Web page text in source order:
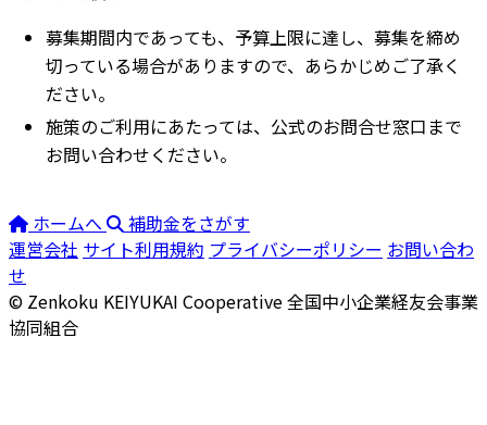
募集期間内であっても、予算上限に達し、募集を締め
切っている場合がありますので、あらかじめご了承く
ださい。
施策のご利用にあたっては、公式のお問合せ窓口まで
お問い合わせください。
ホームへ
補助金をさがす
運営会社 サイト利用規約 プライバシーポリシー お問い合わ
せ
© Zenkoku KEIYUKAI Cooperative全国中小企業経友会事業
協同組合